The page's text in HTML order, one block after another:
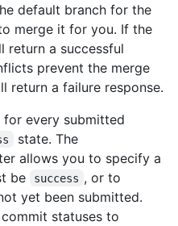
default branch for the
merge it for you. If the
return a successful
prevent the merge
return a failure response.
for every submitted
state. The
allows you to specify a
be
success , or to
yet been submitted.
statuses to